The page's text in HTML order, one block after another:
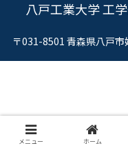
八戸工業大学 工
〒031-8501 青森県八戸
メニュー ホーム